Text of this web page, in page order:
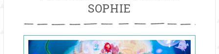
seu
SOPHIE
Publicado
em
21